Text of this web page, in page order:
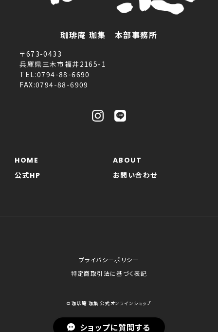
珈琲庵 珈集 本部事務所
〒673-0433
兵庫県三木市福井2165-1
TEL:0794-88-6690
FAX:0794-88-6909
HOME
ABOUT
公式HP
お問い合わせ
プライバシーポリシー
特定商取引法に基づく表記
© 珈琲庵 珈集 公式オンラインショップ
ショップに質問する